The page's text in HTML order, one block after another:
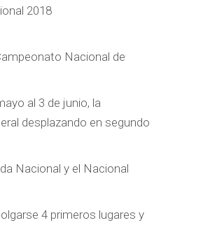
2018
Nacional de
al 3 de junio, la
desplazando en segundo
Nacional y el Nacional
4 primeros lugares y